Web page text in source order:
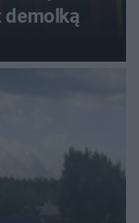
demolką